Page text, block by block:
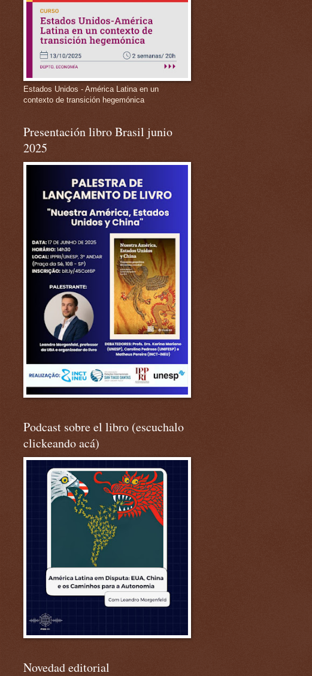
Estados Unidos - América Latina en un
contexto de transición hegemónica
Presentación libro Brasil junio
2025
Podcast sobre el libro (escuchalo
clickeando acá)
Novedad editorial